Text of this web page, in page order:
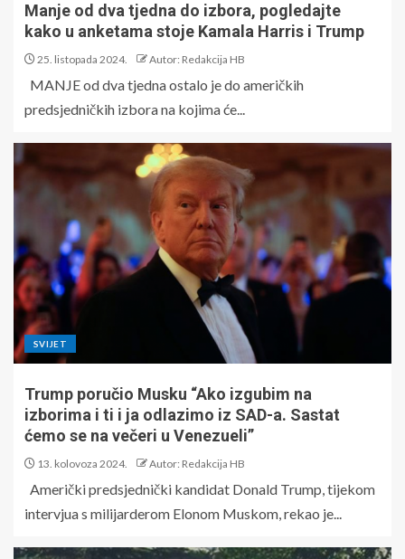
Manje od dva tjedna do izbora, pogledajte
kako u anketama stoje Kamala Harris i Trump
25. listopada 2024. Autor: Redakcija HB
MANJE od dva tjedna ostalo je do američkih
predsjedničkih izbora na kojima će...
SVIJET
Trump poručio Musku “Ako izgubim na
izborima i ti i ja odlazimo iz SAD-a. Sastat
ćemo se na večeri u Venezueli”
13. kolovoza 2024. Autor: Redakcija HB
Američki predsjednički kandidat Donald Trump, tijekom
intervjua s milijarderom Elonom Muskom, rekao je...